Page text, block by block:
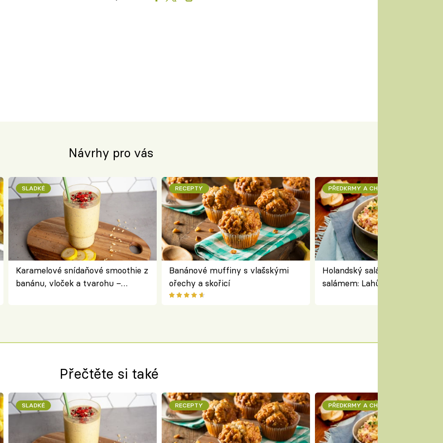
Návrhy pro vás
SLADKÉ
Karamelové snídaňové smoothie z
banánu, vloček a tvarohu –
RECEPTY
Banánové muffiny s vlašskými
ořechy a skořicí
PŘEDKRMY A CHUŤOVKY
Holandský salát se sýrem a
salámem: Lahůdkářská retro
Přečtěte si také
SLADKÉ RECEPTY PŘEDKRMY A CHUŤOVKY